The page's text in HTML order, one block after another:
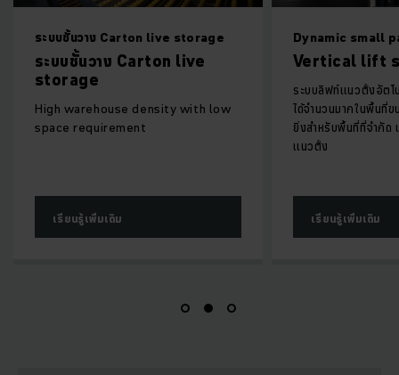
ระบบชั้นวาง Carton live storage
ระบบชั้นวาง Carton live
storage
High warehouse density with low
space requirement
เรียนรู้เพิ่มเติม
Dynamic small
Vertical lift
ระบบลิฟท์แนวตั้งอัตโ
ได้จำนวนมากในพื้นที่ข
ยิ่งสำหรับพื้นที่ที่จำกัด
แนวตั้ง
เรียนรู้เพิ่มเติม